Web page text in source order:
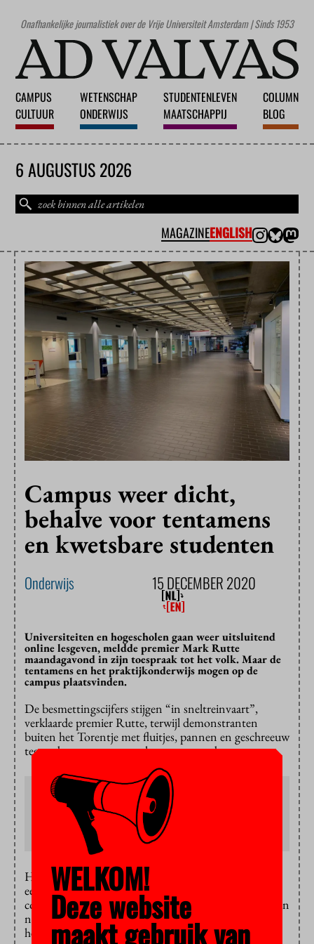
Onafhankelijke journalistiek over de Vrije Universiteit Amsterdam | Sinds 1953
CAMPUS
CULTUUR
WETENSCHAP
ONDERWIJS
STUDENTENLEVEN
MAATSCHAPPIJ
COLUMN
BLOG
6 AUGUSTUS 2026
MAGAZINEENGLISH
Campus weer dicht,
behalve voor tentamens
en kwetsbare studenten
Onderwijs 15 DECEMBER 2020
Universiteiten en hogescholen gaan weer uitsluitend
online lesgeven, meldde premier Mark Rutte
maandagavond in zijn toespraak tot het volk. Maar de
tentamens en het praktijkonderwijs mogen op de
campus plaatsvinden.
De besmettingscijfers stijgen “in sneltreinvaart”,
verklaarde premier Rutte, terwijl demonstranten
buiten het Torentje met fluitjes, pannen en geschreeuw
tegen de coronamaatregelen protesteerden.
Campuslockdown
Het onderwijs op de VU wordt weer zoveel mogelijk
online gegeven en onderzoek wordt afgeschaald
over de belangrijkste opvu.nl/coronavirus
Het protest mocht niet baten. Nederland gaat voor
een periode van vijf weken op slot. “Hoe minder
contacten, hoe beter”, vatte Rutte samen. “We moeten
nu alles doen. We moeten door deze heel zure appel
heen bijten voor het weer beter wordt.”
WELKOM!
Deze website
maakt gebruik van